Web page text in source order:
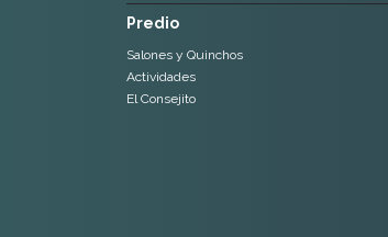
Predio
Salones y Quinchos
Actividades
El Consejito